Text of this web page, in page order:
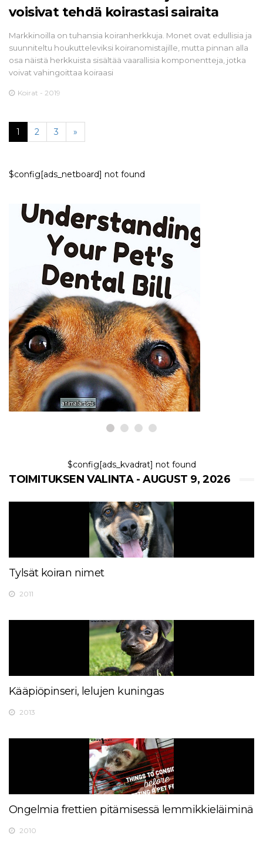
voisivat tehdä koirastasi sairaita
Markkinoilla on tuhansia koiranherkkuja. Monet ovat edullisia ja
suunniteltu houkutteleviksi koiranomistajille, mutta pinnan alla
osa näistä herkkuista sisältää vaarallisia komponentteja, jotka
voivat vahingoittaa koiraasi
Koirat - 2019
1 2 3 »
$config[ads_netboard] not found
KOIRAT
Lemmikkisi hammaslääkäri- tai
hampaidenpuhdistuslasku
selitetty
9,2026
$config[ads_kvadrat] not found
TOIMITUKSEN VALINTA - AUGUST 9, 2026
Tylsät koiran nimet
2011
Kääpiöpinseri, lelujen kuningas
2013
Ongelmia frettien pitämisessä lemmikkieläiminä
2010